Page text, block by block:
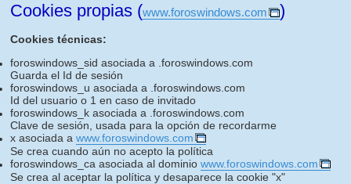
Cookies propias (www.foroswindows.com )
Cookies técnicas:
foroswindows_sid asociada a .foroswindows.com
Guarda el Id de sesión
foroswindows_u asociada a .foroswindows.com
Id del usuario o 1 en caso de invitado
foroswindows_k asociada a .foroswindows.com
Clave de sesión, usada para la opción de recordarme
x asociada a www.foroswindows.com
Se crea cuando aún no acepto la política
foroswindows_ca asociada al dominio www.foroswindows.com
Se crea al aceptar la política y desaparece la cookie "x"